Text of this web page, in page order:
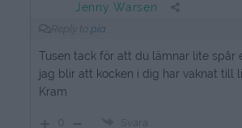
Jenny Warsen
pia
Tusen tack för att du lämnar lite spår
jag blir att kocken i dig har vaknat till
Kram
0 Svara